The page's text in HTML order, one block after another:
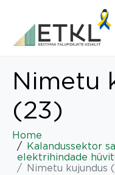
Nimetu
(23)
Home
Kalandussektor
elektrihindade
Nimetu kujundus